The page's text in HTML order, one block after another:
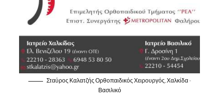
Σταύρος Καλατζής Ορθοπαιδικός Χειρουργός, Χαλκίδα -
Βασιλικό